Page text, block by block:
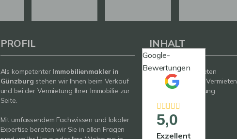
Google-
Bewertungen
5,0
Exzellent
PROFIL
Als kompetenter Immobilienmakler in
Günzburg stehen wir Ihnen beim Verkauf
und bei der Vermietung Ihrer Immobilie zur
Seite.
Mit umfassendem Fachwissen und lokaler
Expertise beraten wir Sie in allen Fragen
INHALT
Kaufen / Mieten
Verkaufen / Vermieten
Wertermittlung
Service
Über uns